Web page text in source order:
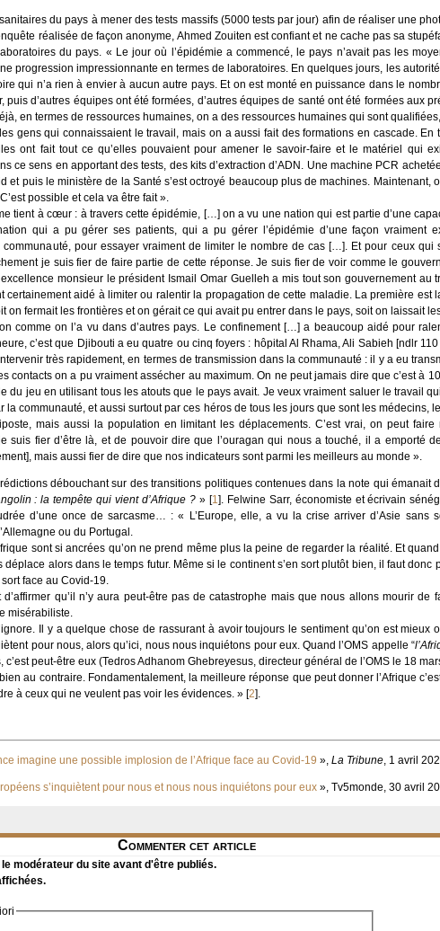
du pays à mener des tests massifs (5000 tests par jour) afin de réaliser une
réalisée de façon anonyme, Ahmed Zouiten est confiant et ne cache pas sa
du pays. « Le jour où l’épidémie a commencé, le pays n’avait pas les
progression impressionnante en termes de laboratoires. En quelques jours, les
qui n’a rien à envier à aucun autre pays. Et on est monté en puissance dans le
d’autres équipes ont été formées, d’autres équipes de santé ont été formées aux
en termes de ressources humaines, on a des ressources humaines qui sont
gens qui connaissaient le travail, mais on a aussi fait des formations en cascade. En
ont fait tout ce qu’elles pouvaient pour amener le savoir-faire et le matériel qui
ce sens en apportant des tests, des kits d’extraction d’ADN. Une machine PCR
et puis le ministère de la Santé s’est octroyé beaucoup plus de machines. Maintenant,
possible et cela va être fait ».
tient à cœur : à travers cette épidémie, […] on a vu une nation qui est partie d’une
qui a pu gérer ses patients, qui a pu gérer l’épidémie d’une façon vraiment
pour essayer vraiment de limiter le nombre de cas […]. Et pour ceux qui
je suis fier de faire partie de cette réponse. Je suis fier de voir comme le
monsieur le président Ismail Omar Guelleh a mis tout son gouvernement au
certainement aidé à limiter ou ralentir la propagation de cette maladie. La première est
on fermait les frontières et on gérait ce qui avait pu entrer dans le pays, soit on laissait
comme on l’a vu dans d’autres pays. Le confinement […] a beaucoup aidé pour
c’est que Djibouti a eu quatre ou cinq foyers : hôpital Al Rhama, Ali Sabieh [ndlr
très rapidement, en termes de transmission dans la communauté : il y a eu
contacts on a pu vraiment assécher au maximum. On ne peut jamais dire que c’est à
du jeu en utilisant tous les atouts que le pays avait. Je veux vraiment saluer le travail
la communauté, et aussi surtout par ces héros de tous les jours que sont les médecins,
mais aussi la population en limitant les déplacements. C’est vrai, on peut faire
suis fier d’être là, et de pouvoir dire que l’ouragan qui nous a touché, il a emporté
mais aussi fier de dire que nos indicateurs sont parmi les meilleurs au monde ».
débouchant sur des transitions politiques contenues dans la note qui émanait
: la tempête qui vient d’Afrique ?»[1]. Felwine Sarr, économiste et écrivain
d’une once de sarcasme… : « L’Europe, elle, a vu la crise arriver d’Asie sans
ou du Portugal.
sont si ancrées qu’on ne prend même plus la peine de regarder la réalité. Et
déplace alors dans le temps futur. Même si le continent s’en sort plutôt bien, il faut donc
sort face au Covid-19.
qu’il n’y aura peut-être pas de catastrophe mais que nous allons mourir de
misérabiliste.
Il y a quelque chose de rassurant à avoir toujours le sentiment qu’on est mieux
pour nous, alors qu’ici, nous nous inquiétons pour eux. Quand l’OMS appelle “
c’est peut-être eux (Tedros Adhanom Ghebreyesus, directeur général de l’OMS le 18
au contraire. Fondamentalement, la meilleure réponse que peut donner l’Afrique
à ceux qui ne veulent pas voir les évidences. » [2].
imagine une possible implosion de l’Afrique face au Covid-19 », La Tribune, 1 avril
s’inquiètent pour nous et nous nous inquiétons pour eux », Tv5monde, 30 avril
Commenter cet article
modérateur du site avant d'être publiés.